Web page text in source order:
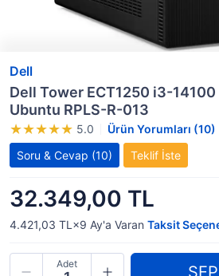
Dell
Dell Tower ECT1250 i3-14100
Ubuntu RPLS-R-013
5.0
Ürün Yorumları (10)
Soru & Cevap (10) Teklif İste
32.349,00 TL
4.421,03 TL×9 Ay'a Varan Taksit
Adet